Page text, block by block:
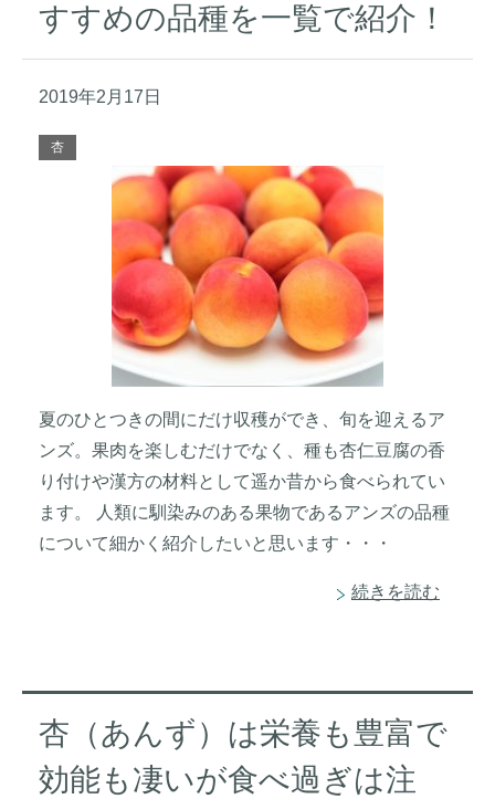
すすめの品種を一覧で紹介！
2019年2月17日
杏
夏のひとつきの間にだけ収穫ができ、旬を迎えるア
ンズ。果肉を楽しむだけでなく、種も杏仁豆腐の香
り付けや漢方の材料として遥か昔から食べられてい
ます。 人類に馴染みのある果物であるアンズの品種
について細かく紹介したいと思います・・・
続きを読む
杏（あんず）は栄養も豊富で
効能も凄いが食べ過ぎは注